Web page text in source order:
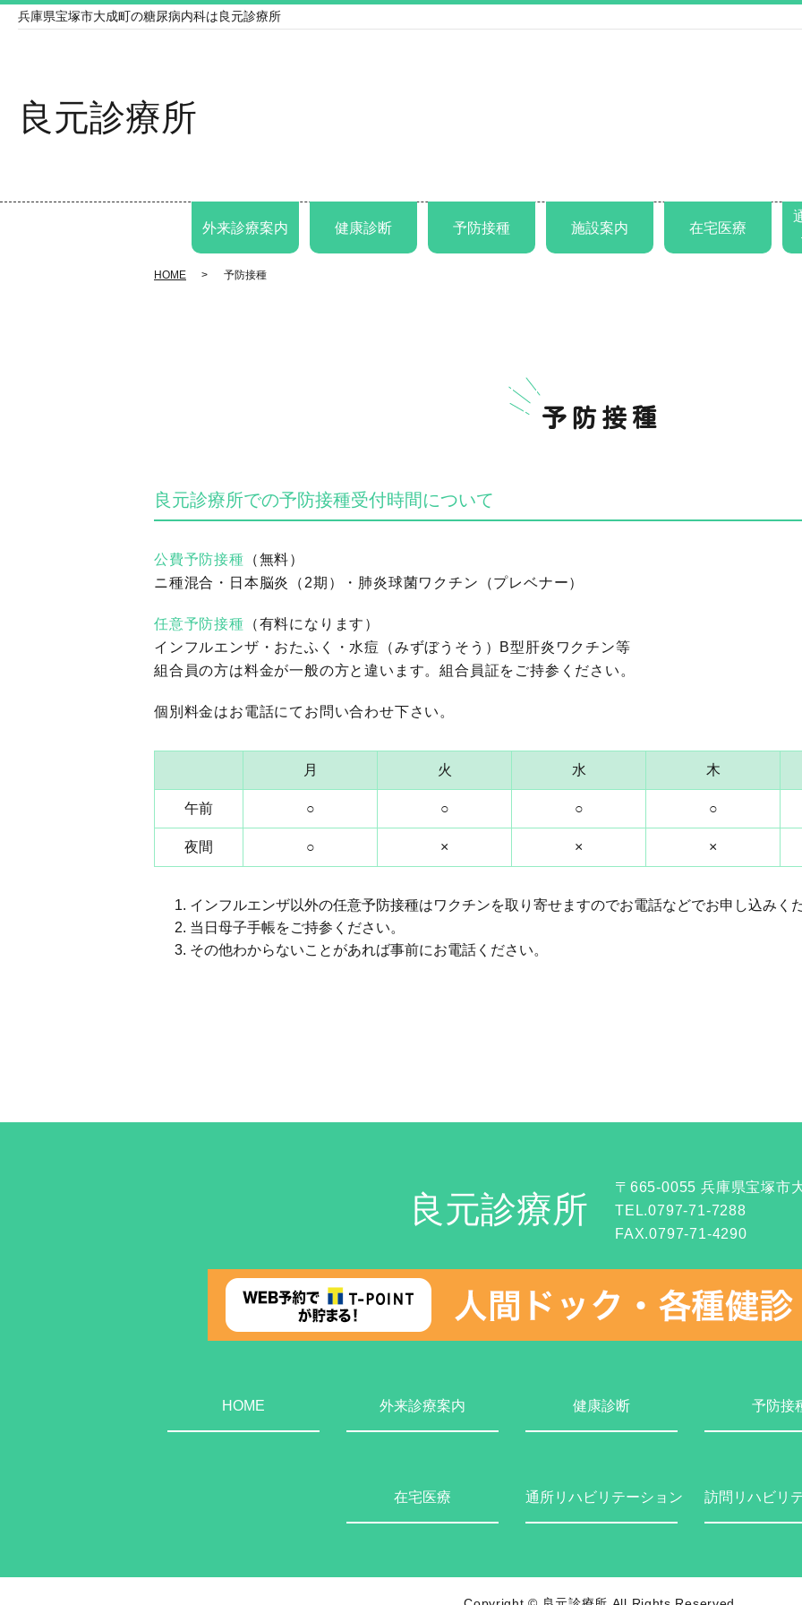
兵庫県宝塚市大成町の糖尿病内科は良元診療所
良元診療所
外来診療案内 健康診断 予防接種 施設案内 在宅医療
HOME 予防接種
予防接種
良元診療所での予防接種受付時間について
公費予防接種 （無料）
ニ種混合・日本脳炎（2期）・肺炎球菌ワクチン（プレベナー）
任意予防接種 （有料になります）
インフルエンザ・おたふく・水痘（みずぼうそう）B型肝炎ワクチン等
組合員の方は料金が一般の方と違います。組合員証をご持参ください。
個別料金はお電話にてお問い合わせ下さい。
月 火 水 木
午前 ○ ○ ○ ○
夜間 ○ × × ×
インフルエンザ以外の任意予防接種はワクチンを取り寄せますのでお電話などでお申し込みく
当日母子手帳をご持参ください。
その他わからないことがあれば事前にお電話ください。
良元診療所
〒665-0055 兵庫県宝塚市
TEL.0797-71-7288
FAX.0797-71-4290
HOME 外来診療案内 健康診断 予防接
在宅医療 通所リハビリテーション 訪問リハビリ